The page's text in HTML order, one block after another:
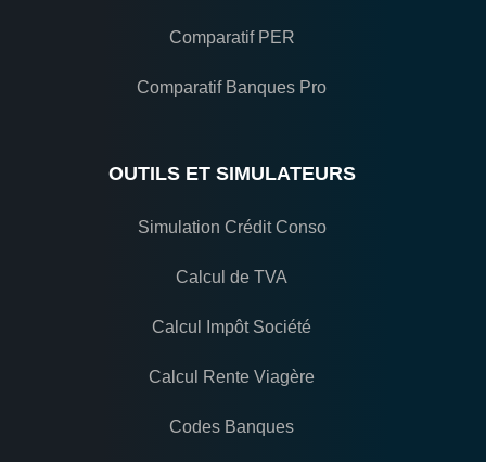
Comparatif PER
Comparatif Banques Pro
OUTILS ET SIMULATEURS
Simulation Crédit Conso
Calcul de TVA
Calcul Impôt Société
Calcul Rente Viagère
Codes Banques